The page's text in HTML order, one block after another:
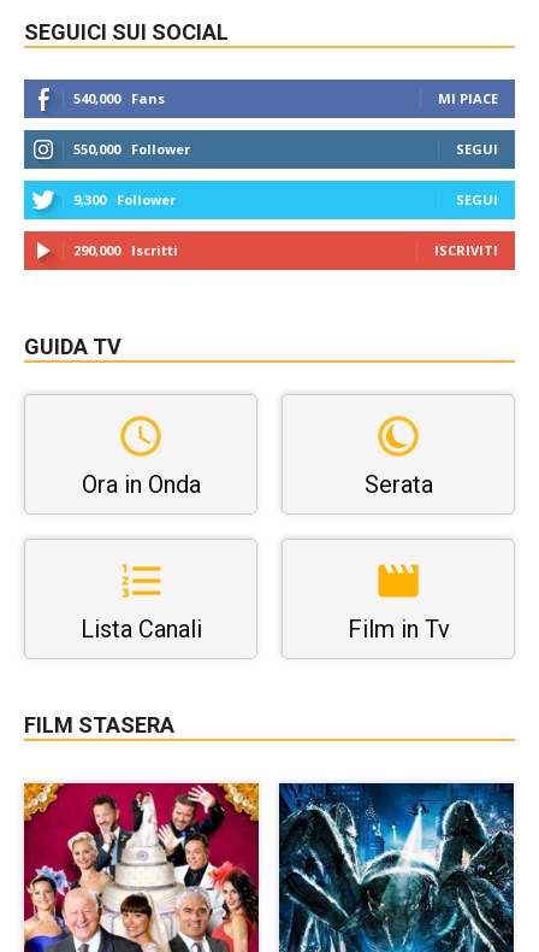
SEGUICI SUI SOCIAL
540,000 Fans MI PIACE
550,000 Follower SEGUI
9,300 Follower SEGUI
290,000 Iscritti ISCRIVITI
GUIDA TV
Ora in Onda Serata
Lista Canali Film in Tv
FILM STASERA